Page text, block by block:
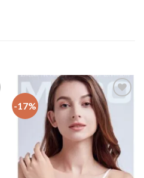
-17%
Add to
wishlist